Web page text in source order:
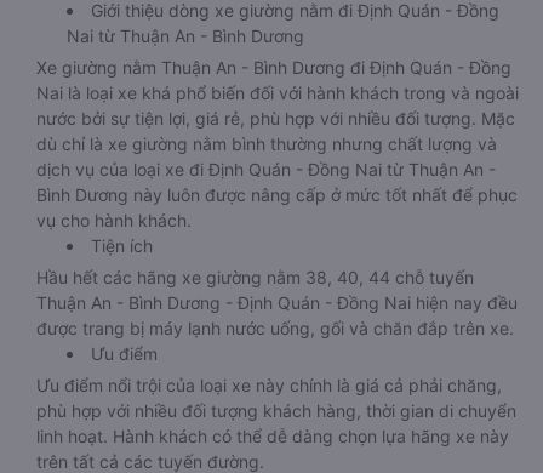
Giới thiệu dòng xe giường nằm đi Định Quán - Đồng
Nai từ Thuận An - Bình Dương
Xe giường nằm Thuận An - Bình Dương đi Định Quán - Đồng
Nai là loại xe khá phổ biến đối với hành khách trong và ngoài
nước bởi sự tiện lợi, giá rẻ, phù hợp với nhiều đối tượng. Mặc
dù chỉ là xe giường nằm bình thường nhưng chất lượng và
dịch vụ của loại xe đi Định Quán - Đồng Nai từ Thuận An -
Bình Dương này luôn được nâng cấp ở mức tốt nhất để phục
vụ cho hành khách.
Tiện ích
Hầu hết các hãng xe giường nằm 38, 40, 44 chỗ tuyến
Thuận An - Bình Dương - Định Quán - Đồng Nai hiện nay đều
được trang bị máy lạnh nước uống, gối và chăn đắp trên xe.
Ưu điểm
Ưu điểm nổi trội của loại xe này chính là giá cả phải chăng,
phù hợp với nhiều đối tượng khách hàng, thời gian di chuyển
linh hoạt. Hành khách có thể dễ dàng chọn lựa hãng xe này
trên tất cả các tuyến đường.